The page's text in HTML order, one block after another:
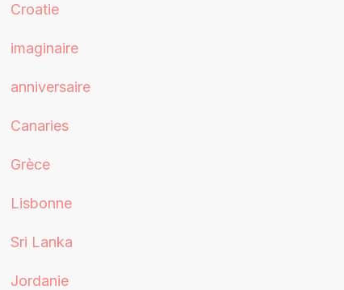
Croatie
imaginaire
anniversaire
Canaries
Grèce
Lisbonne
Sri Lanka
Jordanie